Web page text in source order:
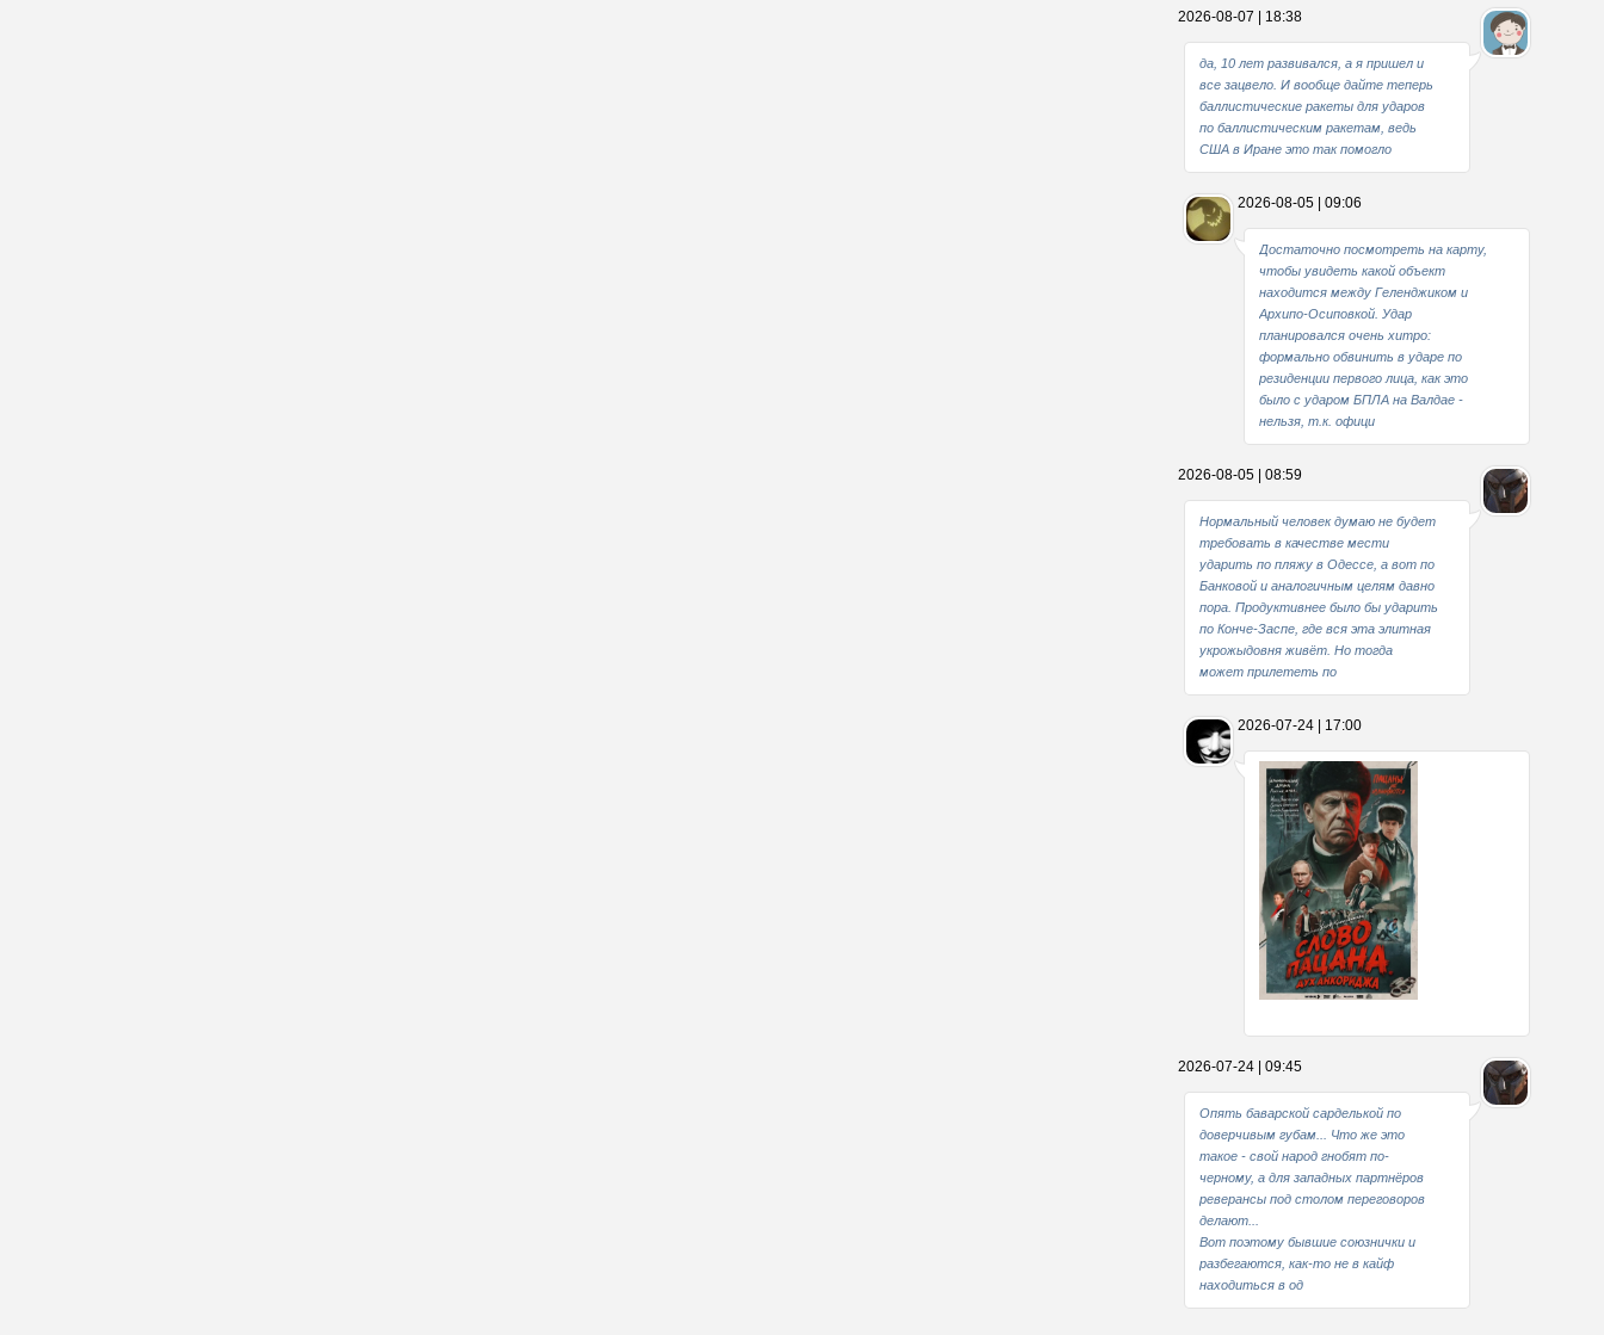
2026-08-07 | 18:38
да, 10 лет развивался, а я пришел и
все зацвело. И вообще дайте теперь
баллистические ракеты для ударов
по баллистическим ракетам, ведь
США в Иране это так помогло
2026-08-05 | 09:06
Достаточно посмотреть на карту,
чтобы увидеть какой объект
находится между Геленджиком и
Архипо-Осиповкой. Удар
планировался очень хитро:
формально обвинить в ударе по
резиденции первого лица, как это
было с ударом БПЛА на Валдае -
нельзя, т.к. офици
2026-08-05 | 08:59
Нормальный человек думаю не будет
требовать в качестве мести
ударить по пляжу в Одессе, а вот по
Банковой и аналогичным целям давно
пора. Продуктивнее было бы ударить
по Конче-Заспе, где вся эта элитная
укрожыдовня живёт. Но тогда
может прилететь по
2026-07-24 | 17:00
2026-07-24 | 09:45
Опять баварской сарделькой по
доверчивым губам... Что же это
такое - свой народ гнобят по-
черному, а для западных партнёров
реверансы под столом переговоров
делают...
Вот поэтому бывшие союзнички и
разбегаются, как-то не в кайф
находиться в од